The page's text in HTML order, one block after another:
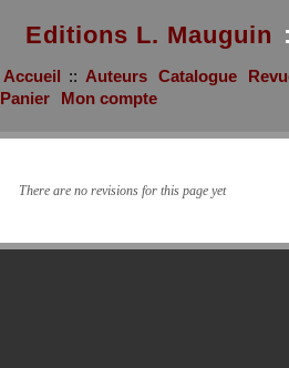
Editions L. Mauguin
Accueil :: Auteurs Catalogue
Panier
Mon compte
There are no revisions for this page yet